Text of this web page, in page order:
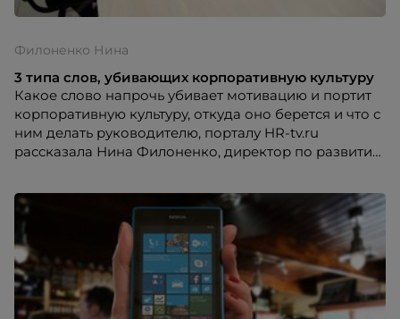
Филоненко Нина
3 типа слов, убивающих корпоративную культуру
Какое слово напрочь убивает мотивацию и портит
корпоративную культуру, откуда оно берется и что с
ним делать руководителю, порталу HR-tv.ru
рассказала Нина Филоненко, директор по развитию